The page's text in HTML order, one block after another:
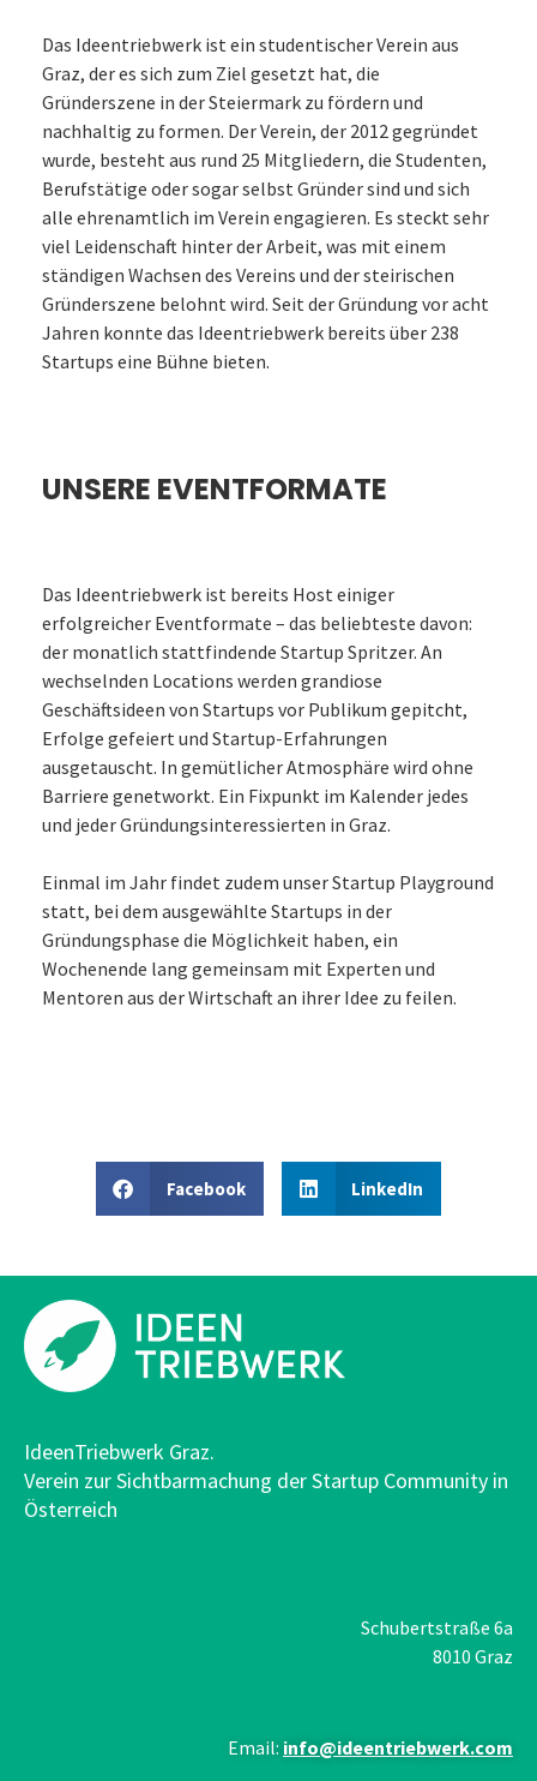
Das Ideentriebwerk ist ein studentischer Verein aus
Graz, der es sich zum Ziel gesetzt hat, die
Gründerszene in der Steiermark zu fördern und
nachhaltig zu formen. Der Verein, der 2012 gegründet
wurde, besteht aus rund 25 Mitgliedern, die Studenten,
Berufstätige oder sogar selbst Gründer sind und sich
alle ehrenamtlich im Verein engagieren. Es steckt sehr
viel Leidenschaft hinter der Arbeit, was mit einem
ständigen Wachsen des Vereins und der steirischen
Gründerszene belohnt wird. Seit der Gründung vor acht
Jahren konnte das Ideentriebwerk bereits über 238
Startups eine Bühne bieten.
UNSERE EVENTFORMATE
Das Ideentriebwerk ist bereits Host einiger
erfolgreicher Eventformate – das beliebteste davon:
der monatlich stattfindende Startup Spritzer. An
wechselnden Locations werden grandiose
Geschäftsideen von Startups vor Publikum gepitcht,
Erfolge gefeiert und Startup-Erfahrungen
ausgetauscht. In gemütlicher Atmosphäre wird ohne
Barriere genetworkt. Ein Fixpunkt im Kalender jedes
und jeder Gründungsinteressierten in Graz.
Einmal im Jahr findet zudem unser Startup Playground
statt, bei dem ausgewählte Startups in der
Gründungsphase die Möglichkeit haben, ein
Wochenende lang gemeinsam mit Experten und
Mentoren aus der Wirtschaft an ihrer Idee zu feilen.
Facebook LinkedIn
IdeenTriebwerk Graz.
Verein zur Sichtbarmachung der Startup Community in
Österreich
Schubertstraße 6a
8010 Graz
Email: info@ideentriebwerk.com